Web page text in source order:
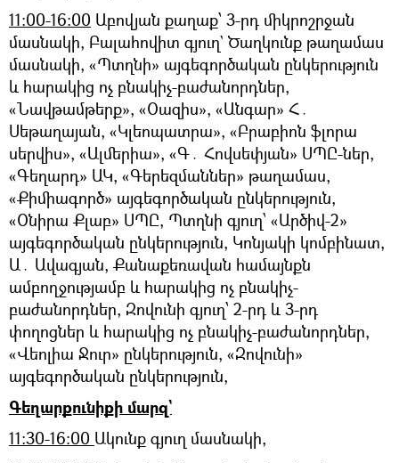
11:00-16:00 Աբովյան քաղաք՝ 3-րդ միկրոշրջան
մասնակի, Բալահովիտ գյուղ` Ծաղկունք թաղամաս
մասնակի, «Պտղնի» այգեգործական ընկերություն
և հարակից ոչ բնակիչ-բաժանորդներ,
«Նավթամթերք», «Օազիս», «Անգար» Հ․
Սեթաղայան, «Կլեոպատրա», «Բրաբիոն ֆլորա
սերվիս», «Ալմերիա», «Գ․ Հովսեփյան» ՍՊԸ-ներ,
«Գեղարդ» ԱԿ, «Գերեզմաններ» թաղամաս,
«Քիմիագործ» այգեգործական ընկերություն,
«Օնիրա Քլաբ» ՍՊԸ, Պտղնի գյուղ՝ «Արծիվ-2»
այգեգործական ընկերություն, Կոնյակի կոմբինատ,
Ա․ Ավագյան, Քանաքեռավան համայնքն
ամբողջությամբ և հարակից ոչ բնակիչ-
բաժանորդներ, Զովունի գյուղ՝ 2-րդ և 3-րդ
փողոցներ և հարակից ոչ բնակիչ-բաժանորդներ,
«Վեոլիա Ջուր» ընկերություն, «Զովունի»
այգեգործական ընկերություն,
Գեղարքունիքի մարզ`
11:30-16:00 Ակունք գյուղ մասնակի,